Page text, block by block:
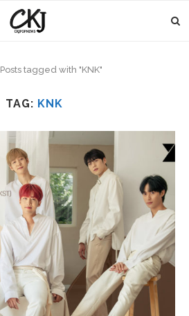
Posts tagged with "KNK"
TAG: KNK